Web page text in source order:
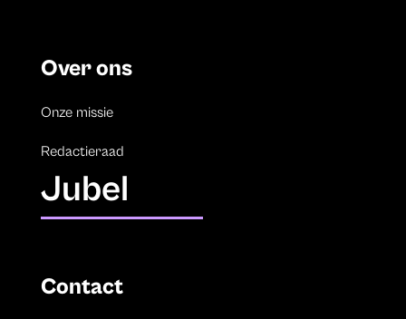
Over ons
Onze missie
Redactieraad
Jubel
Contact